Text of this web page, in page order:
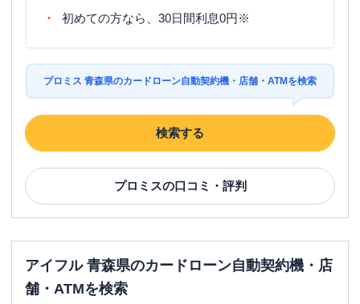
初めての方なら、30日間利息0円※
プロミス 青森県のカードローン自動契約機・店舗・ATMを検索
検索する
プロミスの口コミ・評判
アイフル 青森県のカードローン自動契約機・店
舗・ATMを検索